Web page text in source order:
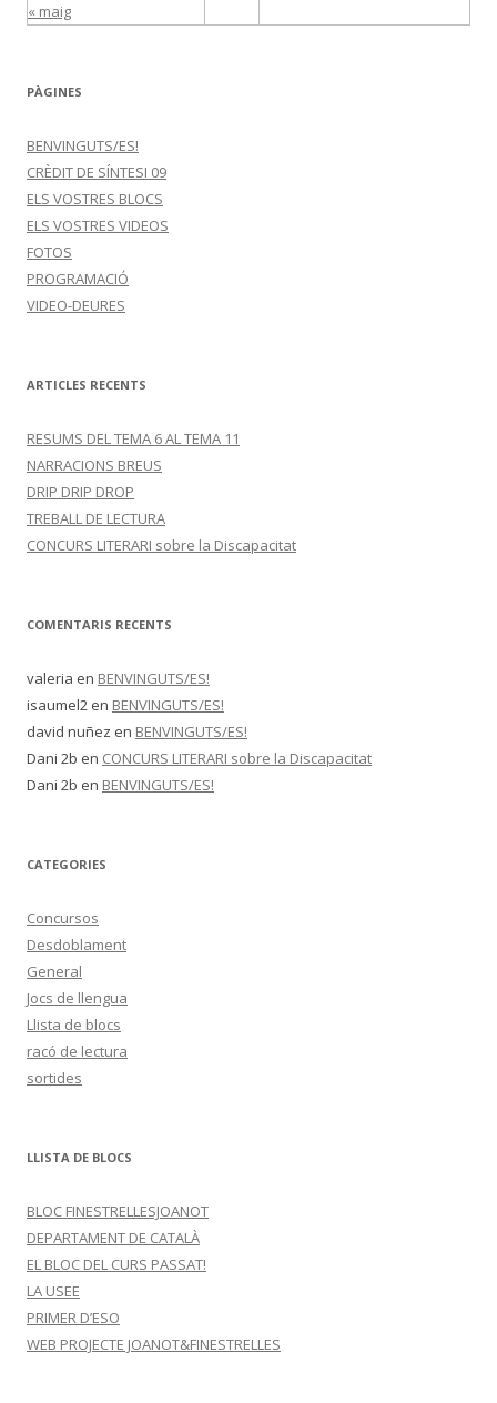
« maig
PÀGINES
BENVINGUTS/ES!
CRÈDIT DE SÍNTESI 09
ELS VOSTRES BLOCS
ELS VOSTRES VIDEOS
FOTOS
PROGRAMACIÓ
VIDEO-DEURES
ARTICLES RECENTS
RESUMS DEL TEMA 6 AL TEMA 11
NARRACIONS BREUS
DRIP DRIP DROP
TREBALL DE LECTURA
CONCURS LITERARI sobre la Discapacitat
COMENTARIS RECENTS
valeria en BENVINGUTS/ES!
isaumel2 en BENVINGUTS/ES!
david nuñez en BENVINGUTS/ES!
Dani 2b en CONCURS LITERARI sobre la Discapacitat
Dani 2b en BENVINGUTS/ES!
CATEGORIES
Concursos
Desdoblament
General
Jocs de llengua
Llista de blocs
racó de lectura
sortides
LLISTA DE BLOCS
BLOC FINESTRELLESJOANOT
DEPARTAMENT DE CATALÀ
EL BLOC DEL CURS PASSAT!
LA USEE
PRIMER D’ESO
WEB PROJECTE JOANOT&FINESTRELLES